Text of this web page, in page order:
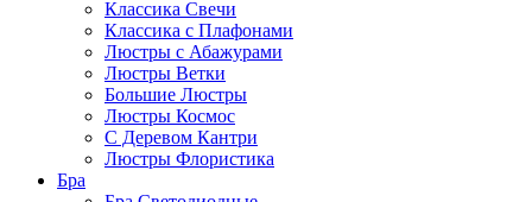
Классика Свечи
Классика с Плафонами
Люстры с Абажурами
Люстры Ветки
Большие Люстры
Люстры Космос
С Деревом Кантри
Люстры Флористика
Бра